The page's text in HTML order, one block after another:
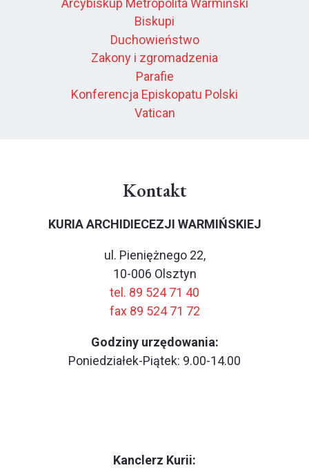
Biskupi
Duchowieństwo
Zakony i zgromadzenia
Parafie
Konferencja Episkopatu Polski
Vatican
Kontakt
KURIA ARCHIDIECEZJI WARMIŃSKIEJ
ul. Pieniężnego 22,
10-006 Olsztyn
tel. 89 524 71 40
fax 89 524 71 72
Godziny urzędowania:
Poniedziałek-Piątek: 9.00-14.00
Kanclerz Kurii: